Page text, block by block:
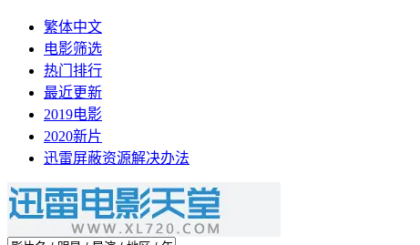
繁体中文
电影筛选
热门排行
最近更新
2019电影
2020新片
迅雷屏蔽资源解决办法